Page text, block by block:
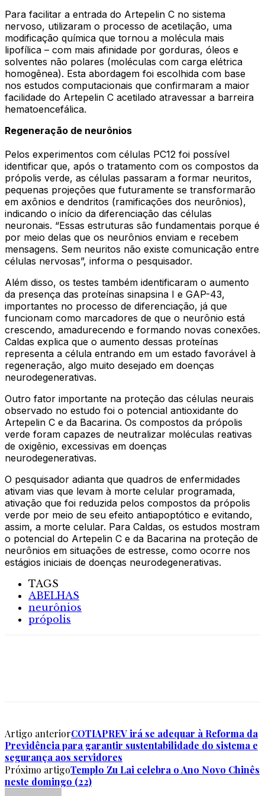
Para facilitar a entrada do Artepelin C no sistema
nervoso, utilizaram o processo de acetilação, uma
modificação química que tornou a molécula mais
lipofílica – com mais afinidade por gorduras, óleos e
solventes não polares (moléculas com carga elétrica
homogênea). Esta abordagem foi escolhida com base
nos estudos computacionais que confirmaram a maior
facilidade do Artepelin C acetilado atravessar a barreira
hematoencefálica.
Regeneração de neurônios
Pelos experimentos com células PC12 foi possível
identificar que, após o tratamento com os compostos da
própolis verde, as células passaram a formar neuritos,
pequenas projeções que futuramente se transformarão
em axônios e dendritos (ramificações dos neurônios),
indicando o início da diferenciação das células
neuronais. “Essas estruturas são fundamentais porque é
por meio delas que os neurônios enviam e recebem
mensagens. Sem neuritos não existe comunicação entre
células nervosas”, informa o pesquisador.
Além disso, os testes também identificaram o aumento
da presença das proteínas sinapsina I e GAP-43,
importantes no processo de diferenciação, já que
funcionam como marcadores de que o neurônio está
crescendo, amadurecendo e formando novas conexões.
Caldas explica que o aumento dessas proteínas
representa a célula entrando em um estado favorável à
regeneração, algo muito desejado em doenças
neurodegenerativas.
Outro fator importante na proteção das células neurais
observado no estudo foi o potencial antioxidante do
Artepelin C e da Bacarina. Os compostos da própolis
verde foram capazes de neutralizar moléculas reativas
de oxigênio, excessivas em doenças
neurodegenerativas.
O pesquisador adianta que quadros de enfermidades
ativam vias que levam à morte celular programada,
ativação que foi reduzida pelos compostos da própolis
verde por meio de seu efeito antiapoptótico e evitando,
assim, a morte celular. Para Caldas, os estudos mostram
o potencial do Artepelin C e da Bacarina na proteção de
neurônios em situações de estresse, como ocorre nos
estágios iniciais de doenças neurodegenerativas.
TAGS
ABELHAS
neurônios
própolis
Artigo anteriorCOTIAPREV irá se adequar à Reforma da
Previdência para garantir sustentabilidade do sistema e
segurança aos servidores
Próximo artigoTemplo Zu Lai celebra o Ano Novo Chinês
neste domingo (22)